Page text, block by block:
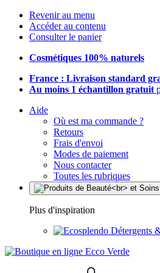
Revenir au menu
Accéder au contenu
Consulter le panier
Cosmétiques 100% naturels
France : Livraison standard
Au moins 1 échantillon gratuit
Aide
Où est ma commande ?
Retours
Frais d'envoi
Modes de paiement
Nous contacter
Toutes les rubriques
Plus d'inspiration
Détergents